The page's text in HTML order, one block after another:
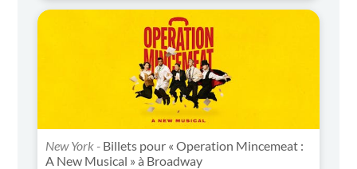
New York - Billets pour « Operation Mincemeat :
A New Musical » à Broadway